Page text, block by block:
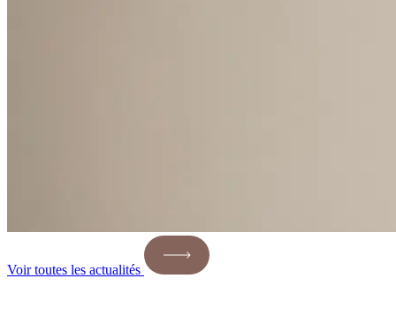
Voir toutes les actualités